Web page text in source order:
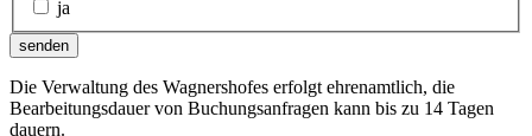
ja
senden
Die Verwaltung des Wagnershofes erfolgt ehrenamtlich, die
Bearbeitungsdauer von Buchungsanfragen kann bis zu 14 Tagen
dauern.